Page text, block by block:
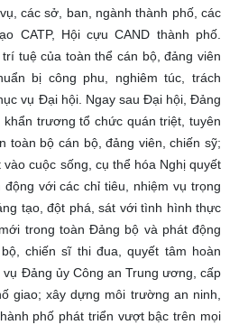
các sở, ban, ngành thành phố, các
CATP, Hội cựu CAND thành phố.
tuệ của toàn thể cán bộ, đảng viên
bị công phu, nghiêm túc, trách
vụ Đại hội. Ngay sau Đại hội, Đảng
trương tổ chức quán triệt, tuyên
toàn bộ cán bộ, đảng viên, chiến sỹ;
cuộc sống, cụ thể hóa Nghị quyết
với các chỉ tiêu, nhiệm vụ trọng
tạo, đột phá, sát với tình hình thực
trong toàn Đảng bộ và phát động
chiến sĩ thi đua, quyết tâm hoàn
Đảng ủy Công an Trung ương, cấp
giao; xây dựng môi trường an ninh,
phố phát triển vượt bậc trên mọi